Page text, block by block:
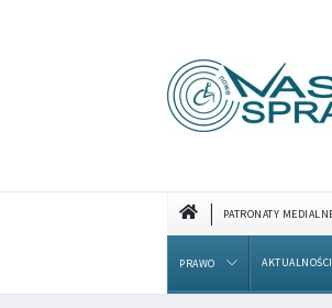
PATRONATY
PRAWO AKTUALNOŚCI